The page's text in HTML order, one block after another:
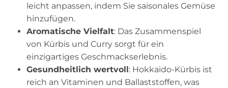
leicht anpassen, indem Sie saisonales Gemüse
hinzufügen.
Aromatische Vielfalt: Das Zusammenspiel
von Kürbis und Curry sorgt für ein
einzigartiges Geschmackserlebnis.
Gesundheitlich wertvoll: Hokkaido-Kürbis ist
reich an Vitaminen und Ballaststoffen, was